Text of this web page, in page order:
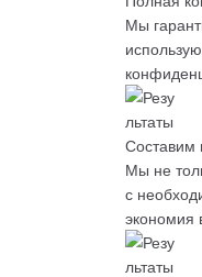
Мы
Составим
Мы не
с
экономия